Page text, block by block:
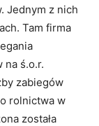
Jednym z nich
Tam firma
na ś.o.r.
zabiegów
rolnictwa w
została